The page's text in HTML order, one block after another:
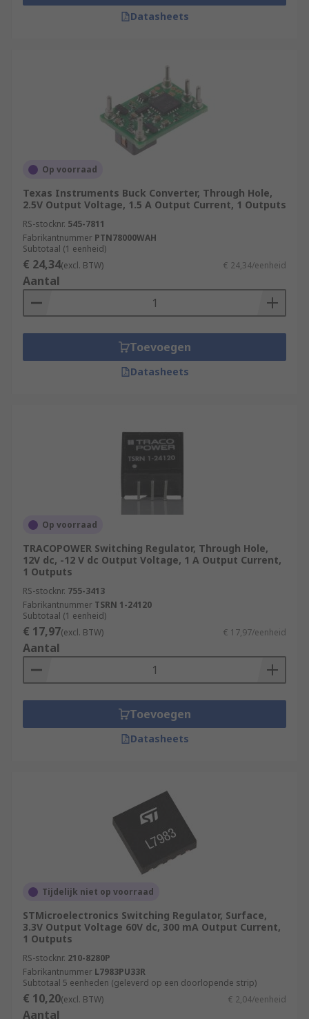
Datasheets
Op voorraad
Texas Instruments Buck Converter, Through Hole,
2.5V Output Voltage, 1.5 A Output Current, 1 Outputs
RS-stocknr. 545-7811
Fabrikantnummer PTN78000WAH
Subtotaal (1 eenheid)
€ 24,34(excl. BTW) € 24,34/eenheid
Aantal
Toevoegen
Datasheets
Op voorraad
TRACOPOWER Switching Regulator, Through Hole,
12V dc, -12 V dc Output Voltage, 1 A Output Current,
1 Outputs
RS-stocknr. 755-3413
Fabrikantnummer TSRN 1-24120
Subtotaal (1 eenheid)
€ 17,97(excl. BTW) € 17,97/eenheid
Aantal
Toevoegen
Datasheets
Tijdelijk niet op voorraad
STMicroelectronics Switching Regulator, Surface,
3.3V Output Voltage 60V dc, 300 mA Output Current,
1 Outputs
RS-stocknr. 210-8280P
Fabrikantnummer L7983PU33R
Subtotaal 5 eenheden (geleverd op een doorlopende strip)
€ 10,20(excl. BTW) € 2,04/eenheid
Aantal